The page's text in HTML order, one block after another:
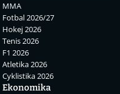
MMA
Fotbal 2026/27
Hokej 2026
Tenis 2026
F1 2026
Atletika 2026
Cyklistika 2026
Ekonomika